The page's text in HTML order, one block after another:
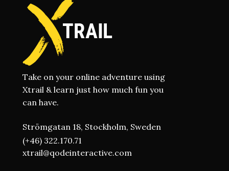
Take on your online adventure using
Xtrail & learn just how much fun you
can have.
Strömgatan 18, Stockholm, Sweden
(+46) 322.170.71
xtrail@qodeinteractive.com